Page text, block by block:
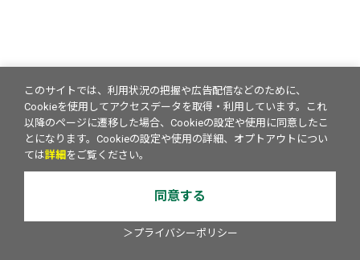
このサイトでは、利用状況の把握や広告配信などのために、
Cookieを使用してアクセスデータを取得・利用しています。これ
以降のページに遷移した場合、Cookieの設定や使用に同意したこ
とになります。Cookieの設定や使用の詳細、オプトアウトについ
ては詳細 をご覧ください。
同意する
＞プライバシーポリシー